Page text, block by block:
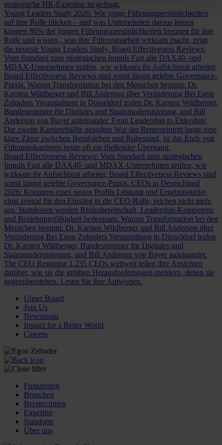
strategische HR-Expertise ist gefragt.
Young Leaders Study 2026: Wie junge Führungspersönlichkeiten
auf ihre Rolle blicken – und was Unternehmen daraus lernen
können 86% der jungen Führungspersönlichkeiten brennen für ihre
Rolle und wissen,, was ihre Führungsarbeit wirksam macht, zeigt
die neueste Young Leaders Study. Board Effectiveness Reviews:
Vom Standard zum strategischen Impuls Fast alle DAX40- und
MDAX-Unternehmen prüfen, wie wirksam ihr Aufsichtsrat arbeitet;
Board Effectiveness Reviews sind somit längst gelebte Governance-
Praxis. Warum Transformation bei den Menschen beginnt: Dr.
Karsten Wildberger und Bill Anderson über Veränderung Bei Egon
Zehnders Veranstaltung in Düsseldorf trafen Dr. Karsten Wildberger,
Bundesminister für Digitales und Staatsmodernisierung, und Bill
Anderson von Bayer aufeinander. From Leadership to Eldership:
Die zweite Karrierehälfte gestalten War der Renteneintritt lange eine
klare Zäsur zwischen Berufsleben und Ruhestand, ist das Ende von
Führungskarrieren heute oft ein fließender Übergang.
Board Effectiveness Reviews: Vom Standard zum strategischen
Impuls Fast alle DAX40- und MDAX-Unternehmen prüfen, wie
wirksam ihr Aufsichtsrat arbeitet; Board Effectiveness Reviews sind
somit längst gelebte Governance-Praxis. CEOs in Deutschland
2026: Konturen eines neuen Profils Leistung und Ergebnisstärke,
einst zentral für den Einstieg in die CEO-Rolle, reichen nicht mehr
aus. Stattdessen werden Risikobereitschaft, Leadership-Kompetenz
und Beziehungsfähigkeit bedeutsam. Warum Transformation bei den
Menschen beginnt: Dr. Karsten Wildberger und Bill Anderson über
Veränderung Bei Egon Zehnders Veranstaltung in Düsseldorf trafen
Dr. Karsten Wildberger, Bundesminister für Digitales und
Staatsmodernisierung, und Bill Anderson von Bayer aufeinander.
The CEO Response 1.235 CEOs weltweit teilen ihre Ansichten
darüber, wie sie die größten Herausforderungen meistern, denen sie
gegenüberstehen. Lesen Sie ihre Antworten.
Unser Board
Join Us
Newsroom
Impact for a Better World
Careers
Funktionen
Branchen
Berater:innen
Expertise
Standorte
Über uns